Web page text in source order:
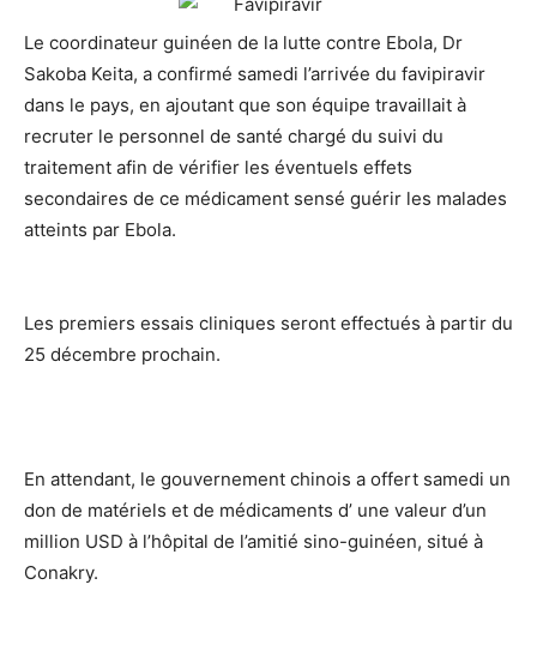
Le coordinateur guinéen de la lutte contre Ebola, Dr
Sakoba Keita, a confirmé samedi l’arrivée du favipiravir
dans le pays, en ajoutant que son équipe travaillait à
recruter le personnel de santé chargé du suivi du
traitement afin de vérifier les éventuels effets
secondaires de ce médicament sensé guérir les malades
atteints par Ebola.
Les premiers essais cliniques seront effectués à partir du
25 décembre prochain.
En attendant, le gouvernement chinois a offert samedi un
don de matériels et de médicaments d’ une valeur d’un
million USD à l’hôpital de l’amitié sino-guinéen, situé à
Conakry.